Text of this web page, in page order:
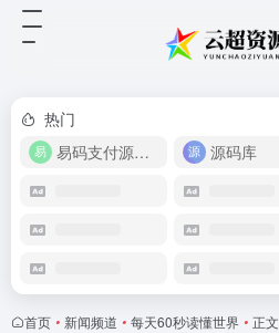
热门
易码支付源码下载
源码库
首页 • 新闻频道 • 每天60秒读懂世界 • 正文